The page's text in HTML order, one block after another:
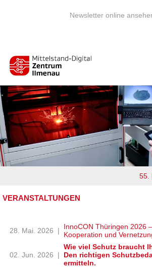
Newsletter online
55.
VERANSTALTUNGEN
28. Mai. 2026 |
InnoCON Thüringen 2026
Kooperation und
02. Jun. 2026 |
Wie viel Schutz braucht
Den richtigen
ermitteln.